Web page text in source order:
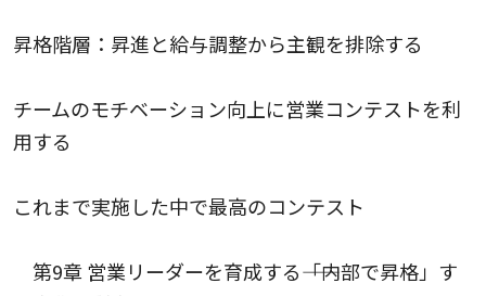
昇格階層：昇進と給与調整から主観を排除する
チームのモチベーション向上に営業コンテストを利
用する
これまで実施した中で最高のコンテスト
第9章 営業リーダーを育成する――「内部で昇格」す